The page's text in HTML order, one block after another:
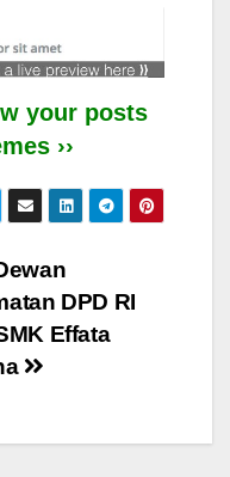
your posts
››
DPD RI
Effata